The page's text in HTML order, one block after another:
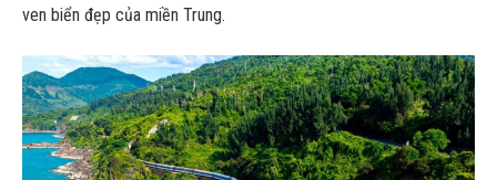
ven biển đẹp của miền Trung.